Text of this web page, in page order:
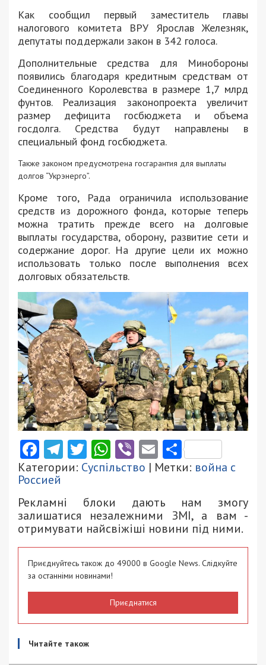
Как сообщил первый заместитель главы
налогового комитета ВРУ Ярослав Железняк,
депутаты поддержали закон в 342 голоса.
Дополнительные средства для Минобороны
появились благодаря кредитным средствам от
Соединенного Королевства в размере 1,7 млрд
фунтов. Реализация законопроекта увеличит
размер дефицита госбюджета и объема
госдолга. Средства будут направлены в
специальный фонд госбюджета.
Также законом предусмотрена госгарантия для выплаты
долгов “Укрэнерго”.
Кроме того, Рада ограничила использование
средств из дорожного фонда, которые теперь
можна тратить прежде всего на долговые
выплаты государства, оборону, развитие сети и
содержание дорог. На другие цели их можно
использовать только после выполнения всех
долговых обязательств.
Facebook
Telegram
Twitter
WhatsApp
ViberEmail
Категории: Суспільство | Метки: война с
Россией
Рекламні блоки дають нам змогу
залишатися незалежними ЗМІ, а вам -
отримувати найсвіжіші новини під ними.
Приєднуйтесь також до 49000 в Google News. Слідкуйте
за останніми новинами!
Приєднатися
Читайте також